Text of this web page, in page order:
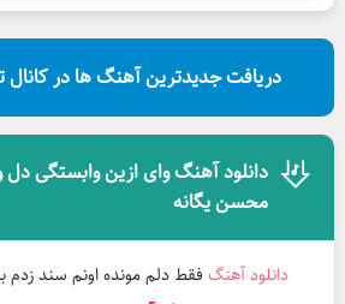
دریافت جدیدترین آهنگ ها در
دانلود آهنگ وای ازین وابستگی
محسن یگانه
دانلود آهنگ فقط دلم مونده اونم سند زدم